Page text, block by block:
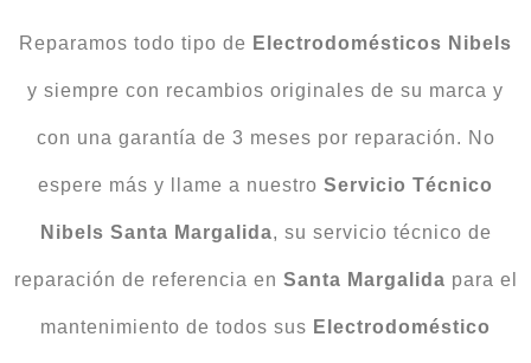
Reparamos todo tipo de Electrodomésticos Nibels
y siempre con recambios originales de su marca y
con una garantía de 3 meses por reparación. No
espere más y llame a nuestro Servicio Técnico
Nibels Santa Margalida, su servicio técnico de
reparación de referencia en Santa Margalida para el
mantenimiento de todos sus Electrodoméstico